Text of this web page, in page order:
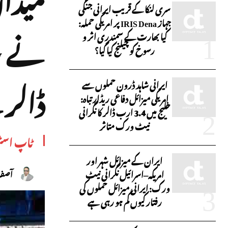
سری لنکا کے قریب ایرانی جنگی
جہاز IRIS Dena پر امریکی حملہ:
کیا بھارت کے سمندری اثر و
رسوخ کو چیلنج کیا گیا؟
ایرانی شاہد ڈرون حملوں سے
امریکی میزائل دفاعی ریڈار تباہ:
خلیج میں 3.4 ارب ڈالر کا نگرانی
نیٹ ورک متاثر
ایران کے میزائل شہر اور
امریکہ–اسرائیل نگرانی نیٹ
ورک: ایرانی میزائل حملوں کی
رفتار کیوں کم ہو رہی ہے
ٹاپ